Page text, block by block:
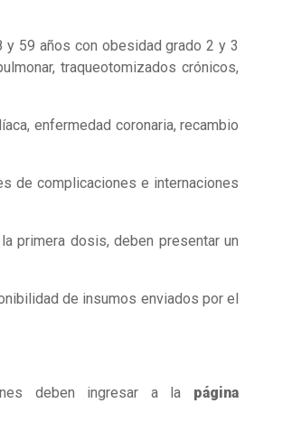
y 59 años con obesidad grado 2 y 3
traqueotomizados crónicos,
enfermedad coronaria, recambio
de complicaciones e internaciones
primera dosis, deben presentar un
de insumos enviados por el
deben ingresar a la página